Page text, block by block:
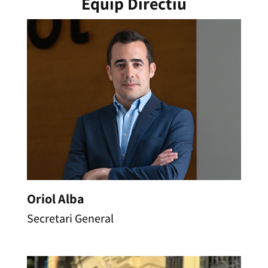
Oriol Alba
Secretari General